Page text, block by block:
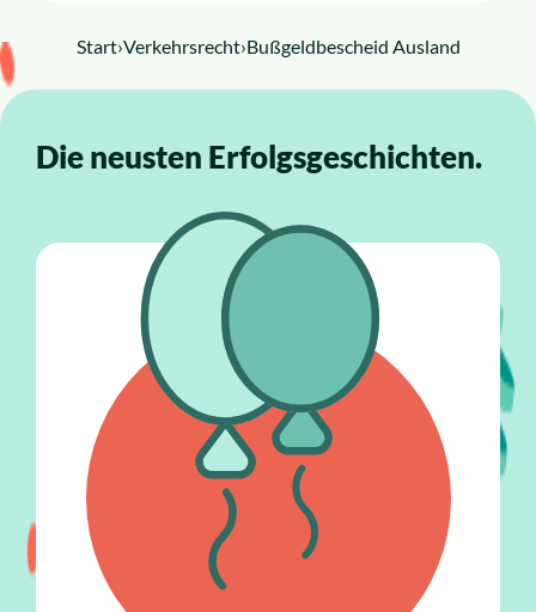
Start›Verkehrsrecht›Bußgeldbescheid Ausland
Die neusten Erfolgsgeschichten.